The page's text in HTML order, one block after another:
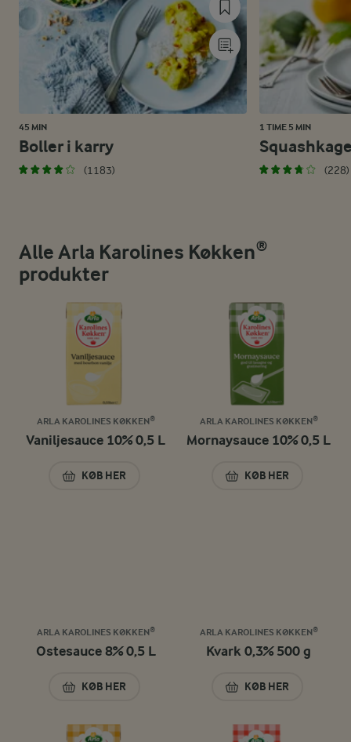
45 MIN
Boller i karry
(1183)
1 TIME 5 MIN
(228)
Alle Arla Karolines Køkken®
produkter
ARLA KAROLINES KØKKEN®
Vaniljesauce 10% 0,5 L
KØB HER
VANILJESAUCE 10% 0,5 L
ARLA KAROLINES KØKKEN®
Mornaysauce 10% 0,5 L
KØB HER
MORNAYSAUCE
ARLA KAROLINES KØKKEN®
Ostesauce 8% 0,5 L
KØB HER
OSTESAUCE 8% 0,5 L
ARLA KAROLINES KØKKEN®
Kvark 0,3% 500 g
KØB HER
KVARK 0,3% 500 G